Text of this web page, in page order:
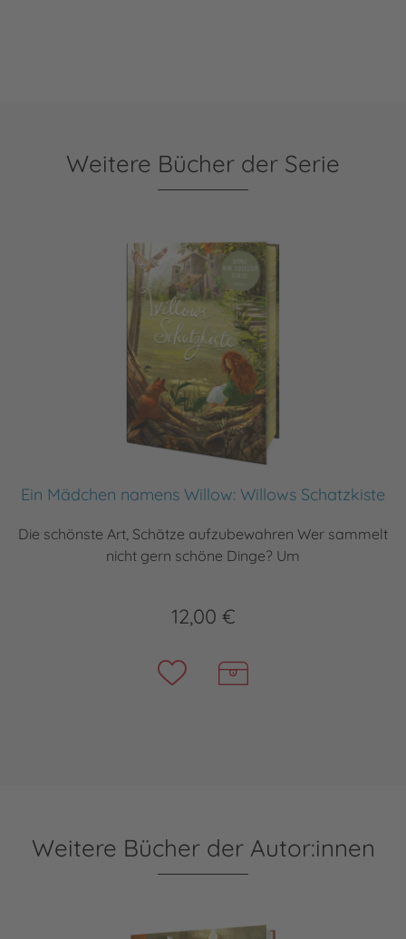
Weitere Bücher der Serie
Ein Mädchen namens Willow: Willows Schatzkiste
Die schönste Art, Schätze aufzubewahren Wer sammelt
nicht gern schöne Dinge? Um
12,00 €
Weitere Bücher der Autor:innen